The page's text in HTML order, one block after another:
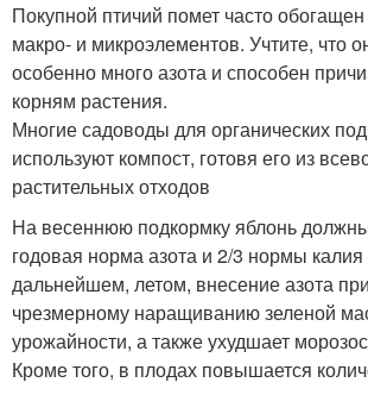
Покупной птичий помет часто
макро- и микроэлементов. Учтите, что
особенно много азота и способен
корням растения.
Многие садоводы для органических
используют компост, готовя его из
растительных отходов
На весеннюю подкормку яблонь
годовая норма азота и 2/3 нормы
дальнейшем, летом, внесение азота
чрезмерному наращиванию зеленой
урожайности, а также ухудшает
Кроме того, в плодах повышается